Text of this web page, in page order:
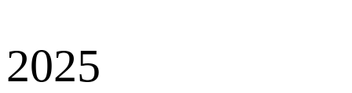
2025